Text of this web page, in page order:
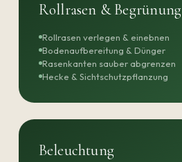
Rollrasen & Begrünung
Rollrasen verlegen & einebnen
Bodenaufbereitung & Dünger
Rasenkanten sauber abgrenzen
Hecke & Sichtschutzpflanzung
Beleuchtung